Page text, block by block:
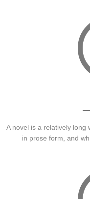
A novel is a relatively long
in prose form, and